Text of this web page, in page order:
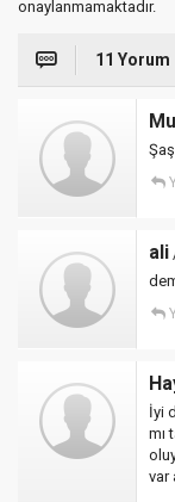
onaylanmamaktadır.
11 Yorum
ali
İyi
mı
var